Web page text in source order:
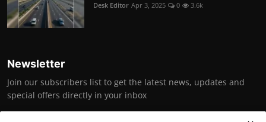
Desk Editor Apr 3, 2025 0 3.6k
Newsletter
Join our subscribers list to get the latest news, updates and
special offers directly in your inbox